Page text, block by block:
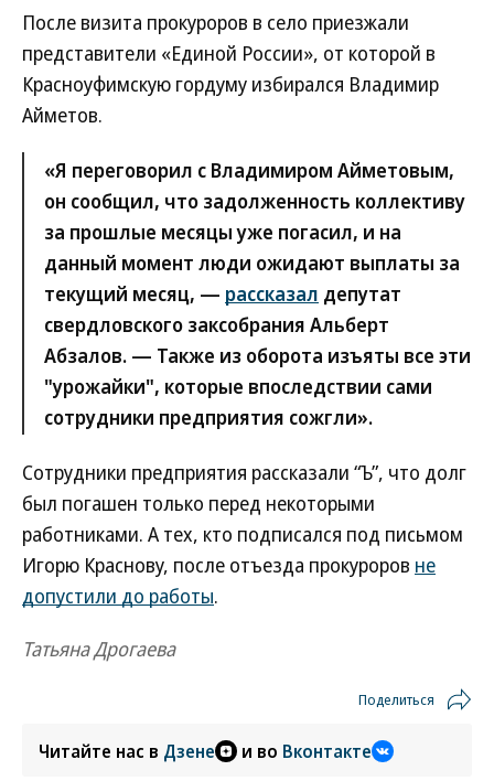
После визита прокуроров в село приезжали
представители «Единой России», от которой в
Красноуфимскую гордуму избирался Владимир
Айметов.
«Я переговорил с Владимиром Айметовым,
он сообщил, что задолженность коллективу
за прошлые месяцы уже погасил, и на
данный момент люди ожидают выплаты за
текущий месяц, — рассказал депутат
свердловского заксобрания Альберт
Абзалов. — Также из оборота изъяты все эти
"урожайки", которые впоследствии сами
сотрудники предприятия сожгли».
Сотрудники предприятия рассказали “Ъ”, что долг
был погашен только перед некоторыми
работниками. А тех, кто подписался под письмом
Игорю Краснову, после отъезда прокуроров не
допустили до работы.
Татьяна Дрогаева
Поделиться
Читайте нас в Дзене и во Вконтакте